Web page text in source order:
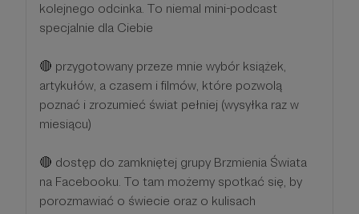
kolejnego odcinka. To niemal mini-podcast
specjalnie dla Ciebie
🔴 przygotowany przeze mnie wybór książek,
artykułów, a czasem i filmów, które pozwolą
poznać i zrozumieć świat pełniej (wysyłka raz w
miesiącu)
🔴 dostęp do zamkniętej grupy Brzmienia Świata
na Facebooku. To tam możemy spotkać się, by
porozmawiać o świecie oraz o kulisach